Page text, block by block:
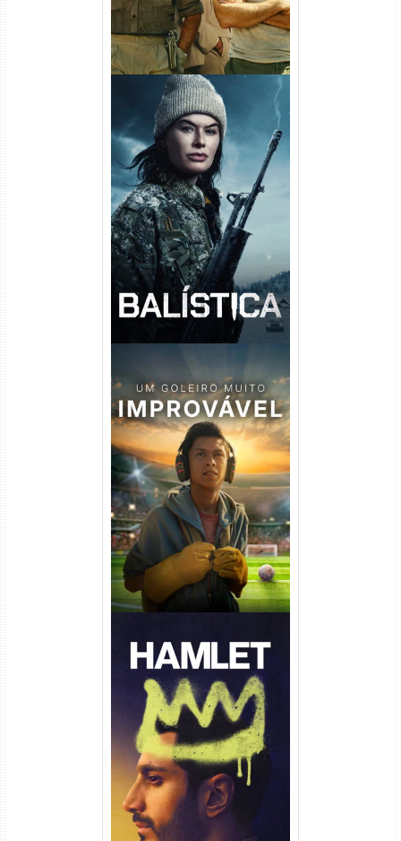
Balística Torrent (2025) WEB-
DL 1080p Dual Áudio
Um Goleiro Muito Improvável
Torrent (2026) WEB-DL 1080p
Dual Áudio
Hamlet Torrent (2026) WEB-
DL 1080p Dual Áudio